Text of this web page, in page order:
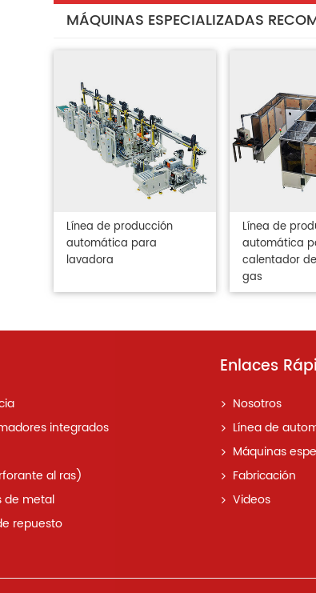
MÁQUINAS ESPECIALIZADAS
Línea de producción
automática para
lavadora
Línea de
automática
calentador
gas
integrados
al ras)
de metal
repuesto
Enlaces
Nosotros
Línea de
Máquinas
Fabricación
Videos